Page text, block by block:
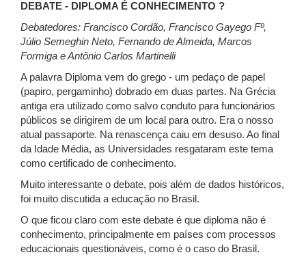
DEBATE - DIPLOMA É CONHECIMENTO ?
Debatedores: Francisco Cordão, Francisco Gayego Fº,
Júlio Semeghin Neto, Fernando de Almeida, Marcos
Formiga e Antônio Carlos Martinelli
A palavra Diploma vem do grego - um pedaço de papel
(papiro, pergaminho) dobrado em duas partes. Na Grécia
antiga era utilizado como salvo conduto para funcionários
públicos se dirigirem de um local para outro. Era o nosso
atual passaporte. Na renascença caiu em desuso. Ao final
da Idade Média, as Universidades resgataram este tema
como certificado de conhecimento.
Muito interessante o debate, pois além de dados históricos,
foi muito discutida a educação no Brasil.
O que ficou claro com este debate é que diploma não é
conhecimento, principalmente em países com processos
educacionais questionáveis, como é o caso do Brasil.